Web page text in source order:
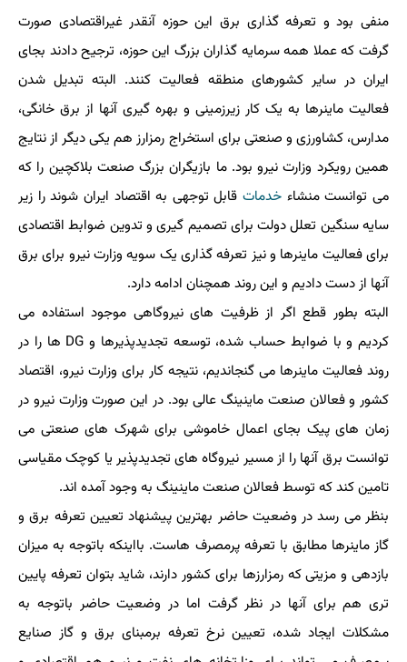
منفی بود و تعرفه گذاری برق این حوزه آنقدر غیراقتصادی صورت
گرفت که عملا همه سرمایه گذاران بزرگ این حوزه، ترجیح دادند بجای
ایران در سایر کشورهای منطقه فعالیت کنند. البته تبدیل شدن
فعالیت ماینرها به یک کار زیرزمینی و بهره گیری آنها از برق خانگی،
مدارس، کشاورزی و صنعتی برای استخراج رمزارز هم یکی دیگر از نتایج
همین رویکرد وزارت نیرو بود. ما بازیگران بزرگ صنعت بلاکچین را که
می توانست منشاء خدماتقابل توجهی به اقتصاد ایران شوند را زیر
سایه سنگین تعلل دولت برای تصمیم گیری و تدوین ضوابط اقتصادی
برای فعالیت ماینرها و نیز تعرفه گذاری یک سویه وزارت نیرو برای برق
آنها از دست دادیم و این روند همچنان ادامه دارد.
البته بطور قطع اگر از ظرفیت های نیروگاهی موجود استفاده می
کردیم و با ضوابط حساب شده، توسعه تجدیدپذیرها و DG ها را در
روند فعالیت ماینرها می گنجاندیم، نتیجه کار برای وزارت نیرو، اقتصاد
کشور و فعالان صنعت ماینینگ عالی بود. در این صورت وزارت نیرو در
زمان های پیک بجای اعمال خاموشی برای شهرک های صنعتی می
توانست برق آنها را از مسیر نیروگاه های تجدیدپذیر یا کوچک مقیاسی
تامین کند که توسط فعالان صنعت ماینینگ به وجود آمده اند.
بنظر می رسد در وضعیت حاضر بهترین پیشنهاد تعیین تعرفه برق و
گاز ماینرها مطابق با تعرفه پرمصرف هاست. بااینکه باتوجه به میزان
بازدهی و مزیتی که رمزارزها برای کشور دارند، شاید بتوان تعرفه پایین
تری هم برای آنها در نظر گرفت اما در وضعیت حاضر باتوجه به
مشکلات ایجاد شده، تعیین نرخ تعرفه برمبنای برق و گاز صنایع